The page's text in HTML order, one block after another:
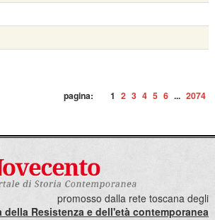
pagina: 1 2 3 4 5 6 ... 2074
promosso dalla rete toscana degli
Resistenza e dell'età contemporanea